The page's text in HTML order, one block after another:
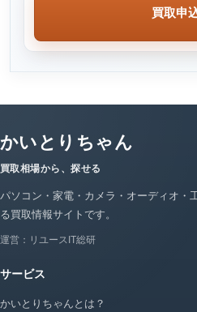
買取申
かいとりちゃん
買取相場から、探せる
パソコン・家電・カメラ・オーディオ・
る買取情報サイトです。
運営：リユースIT総研
サービス
かいとりちゃんとは？